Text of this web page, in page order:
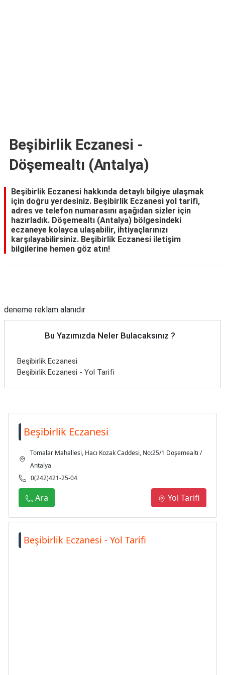
Beşibirlik Eczanesi -
Döşemealtı (Antalya)
Beşibirlik Eczanesi hakkında detaylı bilgiye ulaşmak
için doğru yerdesiniz. Beşibirlik Eczanesi yol tarifi,
adres ve telefon numarasını aşağıdan sizler için
hazırladık. Döşemealtı (Antalya) bölgesindeki
eczaneye kolayca ulaşabilir, ihtiyaçlarınızı
karşılayabilirsiniz. Beşibirlik Eczanesi iletişim
bilgilerine hemen göz atın!
deneme reklam alanıdır
Bu Yazımızda Neler Bulacaksınız ?
Beşibirlik Eczanesi
Beşibirlik Eczanesi - Yol Tarifi
Beşibirlik Eczanesi
Tomalar Mahallesi, Hacı Kozak Caddesi, No:25/1 Döşemealtı /
Antalya
0(242)421-25-04
Ara Yol Tarifi
Beşibirlik Eczanesi - Yol Tarifi